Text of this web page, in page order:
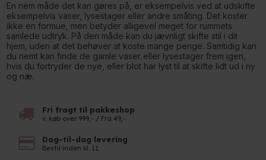
En nem måde det kan gøres på, er eksempelvis ved at udskifte
eksempelvis vaser, lysestager eller andre småting. Det koster
ikke en formue, men betyder alligevel meget for rummets
samlede udtryk. På den måde kan du jævnligt skifte stil i dit
hjem, uden at det behøver at koste mange penge. Samtidig kan
du nemt kan finde de gamle vaser eller lysestager frem igen,
hvis du fortryder de nye, eller blot har lyst til at skifte lidt ud i ny
og næ.
Fri fragt til pakkeshop
v. køb over 999,- / Fra 49,-
Dag-til-dag levering
Bestil inden kl. 11